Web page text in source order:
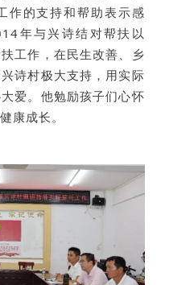
作的支持和帮助表示感
年与兴诗结对帮扶以
工作，在民生改善、乡
诗村极大支持，用实际
爱。他勉励孩子们心怀
康成长。